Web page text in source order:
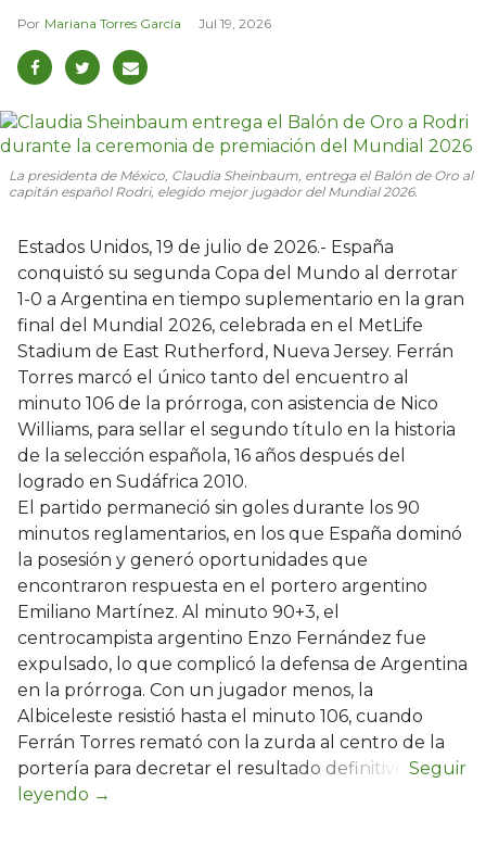
Mariana Torres García Jul 19, 2026
La presidenta de México, Claudia Sheinbaum, entrega el Balón de Oro al
capitán español Rodri, elegido mejor jugador del Mundial 2026.
Estados Unidos, 19 de julio de 2026.- España
conquistó su segunda Copa del Mundo al derrotar
1-0 a Argentina en tiempo suplementario en la gran
final del Mundial 2026, celebrada en el MetLife
Stadium de East Rutherford, Nueva Jersey. Ferrán
Torres marcó el único tanto del encuentro al
minuto 106 de la prórroga, con asistencia de Nico
Williams, para sellar el segundo título en la historia
de la selección española, 16 años después del
logrado en Sudáfrica 2010.
El partido permaneció sin goles durante los 90
minutos reglamentarios, en los que España dominó
la posesión y generó oportunidades que
encontraron respuesta en el portero argentino
Emiliano Martínez. Al minuto 90+3, el
centrocampista argentino Enzo Fernández fue
expulsado, lo que complicó la defensa de Argentina
en la prórroga. Con un jugador menos, la
Albiceleste resistió hasta el minuto 106, cuando
Ferrán Torres remató con la zurda al centro de la
portería para decretar el resultado definitivo.